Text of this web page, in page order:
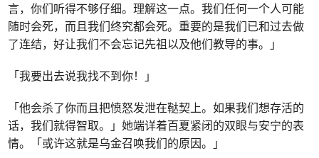
言，你们听得不够仔细。理解这一点。我们任何一个人可能
随时会死，而且我们终究都会死。重要的是我们已和过去做
了连结，好让我们不会忘记先祖以及他们教导的事。」
「我要出去说我找不到你！」
「他会杀了你而且把愤怒发泄在鞑契上。如果我们想存活的
话，我们就得智取。」她端详着百夏紧闭的双眼与安宁的表
情。「或许这就是乌金召唤我们的原因。」